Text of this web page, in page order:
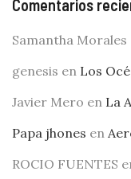
Comentarios
Samantha Morales
genesis en Los
Javier Mero en La
Papa jhones en
ROCIO FUENTES